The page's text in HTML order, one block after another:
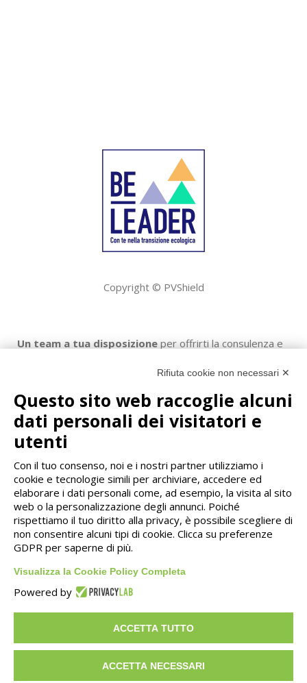
Copyright © PVShield
Un team a tua disposizione per offrirti la consulenza e
potrai ottenere liquidità immediata o risparmio
fiscale .
CONTATTI
Via Isonzo 55/2, Casalecchio di Reno (BO)
info@be-leader.it
Chi siamo
A chi ci rivolgiamo
Rifiuta cookie non necessari ✕
Questo sito web raccoglie alcuni
dati personali dei visitatori e
utenti
Con il tuo consenso, noi e i nostri partner utilizziamo i
cookie e tecnologie simili per archiviare, accedere ed
elaborare i dati personali come, ad esempio, la visita al sito
web o la personalizzazione degli annunci. Poiché
rispettiamo il tuo diritto alla privacy, è possibile scegliere di
non consentire alcuni tipi di cookie. Clicca su preferenze
GDPR per saperne di più.
Visualizza la Cookie Policy Completa
Powered by
ACCETTA TUTTO
ACCETTA NECESSARI